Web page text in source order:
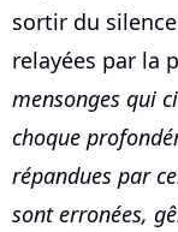
sortir du
relayées par la
mensonges qui
choque
répandues par
sont erronées,